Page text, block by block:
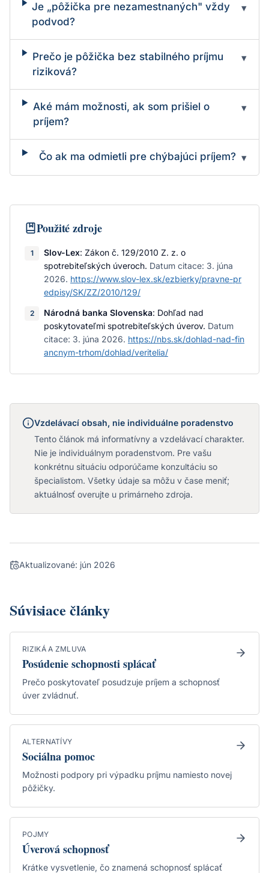
Je „pôžička pre nezamestnaných" vždy
podvod?
▾
Prečo je pôžička bez stabilného príjmu
riziková?
▾
Aké mám možnosti, ak som prišiel o
príjem?
▾
Čo ak ma odmietli pre chýbajúci príjem? ▾
Použité zdroje
1 Slov-Lex: Zákon č. 129/2010 Z. z. o
spotrebiteľských úveroch. Datum citace: 3. júna
2026. https://www.slov-lex.sk/ezbierky/pravne-pr
edpisy/SK/ZZ/2010/129/
2 Národná banka Slovenska: Dohľad nad
poskytovateľmi spotrebiteľských úverov. Datum
citace: 3. júna 2026. https://nbs.sk/dohlad-nad-fin
ancnym-trhom/dohlad/veritelia/
Vzdelávací obsah, nie individuálne poradenstvo
Tento článok má informatívny a vzdelávací charakter.
Nie je individuálnym poradenstvom. Pre vašu
konkrétnu situáciu odporúčame konzultáciu so
špecialistom. Všetky údaje sa môžu v čase meniť;
aktuálnosť overujte u primárneho zdroja.
Aktualizované: jún 2026
Súvisiace články
RIZIKÁ A ZMLUVA
Posúdenie schopnosti splácať
Prečo poskytovateľ posudzuje príjem a schopnosť
úver zvládnuť.
ALTERNATÍVY
Sociálna pomoc
Možnosti podpory pri výpadku príjmu namiesto novej
pôžičky.
POJMY
Úverová schopnosť
Krátke vysvetlenie, čo znamená schopnosť splácať